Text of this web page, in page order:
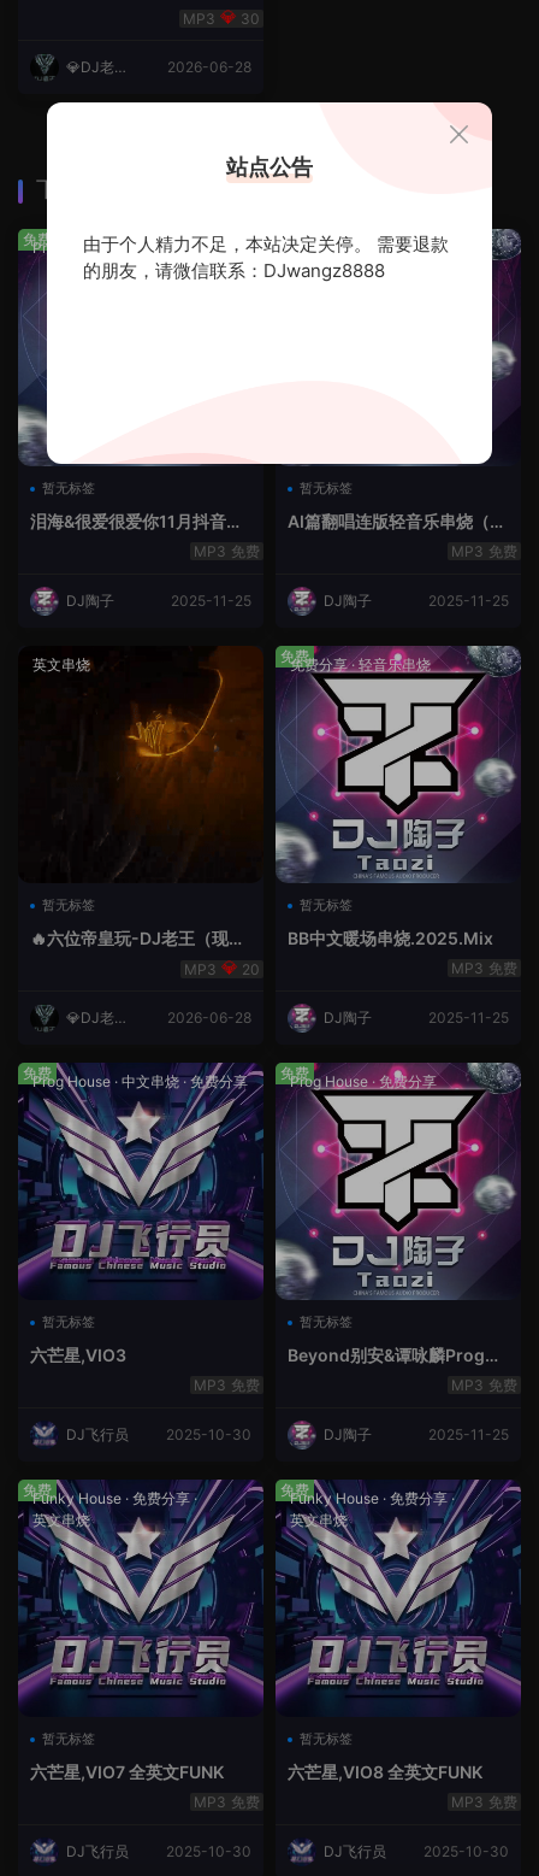
30
💎DJ老王
2026-06-28
下载排行
Prog House·免费分享
暂无标签
泪海&很爱很爱你11月抖音串
免费
DJ陶子 2025-11-25
免费 免费分享·轻音乐串烧
暂无标签
AI篇翻唱连版轻音乐串烧（治
免费
DJ陶子 2025-11-25
免费
英文串烧
暂无标签
🔥六位帝皇玩-DJ老王（现场
20
💎DJ老王
2026-06-28
免费分享·轻音乐串烧
暂无标签
BB中文暖场串烧.2025.Mix
免费
DJ陶子 2025-11-25
免费
Prog House · 中文串烧·免费分享
暂无标签
六芒星,VIO3
免费
DJ飞行员 2025-10-30
免费 Prog House·免费分享
暂无标签
Beyond别安&谭咏麟ProgHo
免费
DJ陶子 2025-11-25
免费
Funky House · 免费分享·
英文串烧
暂无标签
六芒星,VIO7 全英文FUNK
免费
DJ飞行员 2025-10-30
免费 Funky House · 免费分享·
英文串烧
暂无标签
六芒星,VIO8 全英文FUNK
免费
DJ飞行员 2025-10-30
免费
站点公告
由于个人精力不足，本站决定关停。 需要退款
的朋友，请微信联系：DJwangz8888